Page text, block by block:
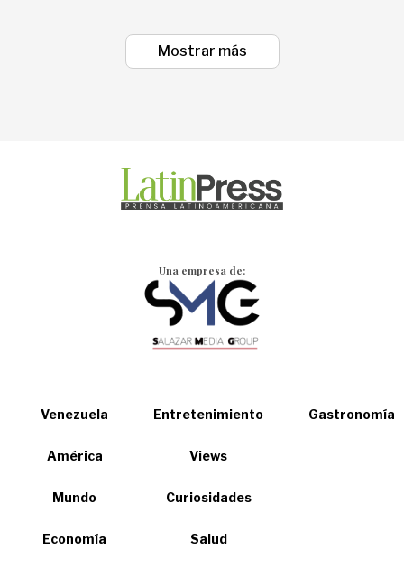
Mostrar más
Una empresa de:
Venezuela
América
Mundo
Economía
Entretenimiento
Views
Curiosidades
Salud
Gastronomía